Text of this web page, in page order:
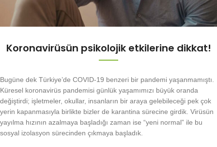
Koronavirüsün psikolojik etkilerine dikkat!
Bugüne dek Türkiye’de COVID-19 benzeri bir pandemi yaşanmamıştı.
Küresel koronavirüs pandemisi günlük yaşamımızı büyük oranda
değiştirdi; işletmeler, okullar, insanların bir araya gelebileceği pek çok
yerin kapanmasıyla birlikte bizler de karantina sürecine girdik. Virüsün
yayılma hızının azalmaya başladığı zaman ise “yeni normal” ile bu
sosyal izolasyon sürecinden çıkmaya başladık.